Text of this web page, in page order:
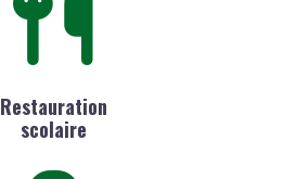
Restauration
scolaire